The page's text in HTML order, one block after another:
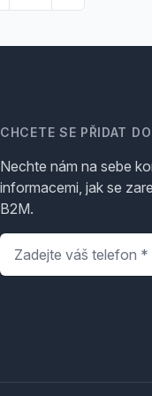
CHCETE SE PŘIDAT
Nechte nám na sebe
informacemi, jak se
B2M.
Telefon